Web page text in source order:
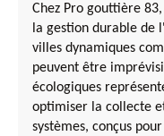
Chez Pro gouttière
la gestion durable de
villes dynamiques
peuvent être
écologiques
optimiser la collecte
systèmes, conçus